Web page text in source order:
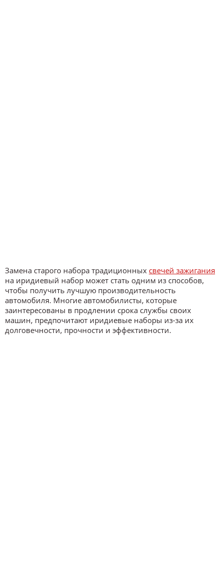
Замена старого набора традиционных свечей зажигания
на иридиевый набор может стать одним из способов,
чтобы получить лучшую производительность
автомобиля. Многие автомобилисты, которые
заинтересованы в продлении срока службы своих
машин, предпочитают иридиевые наборы из-за их
долговечности, прочности и эффективности.